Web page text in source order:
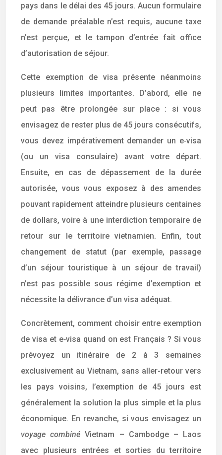
pays dans le délai des 45 jours. Aucun formulaire
de demande préalable n’est requis, aucune taxe
n’est perçue, et le tampon d’entrée fait office
d’autorisation de séjour.
Cette exemption de visa présente néanmoins
plusieurs limites importantes. D’abord, elle ne
peut pas être prolongée sur place : si vous
envisagez de rester plus de 45 jours consécutifs,
vous devez impérativement demander un e‑visa
(ou un visa consulaire) avant votre départ.
Ensuite, en cas de dépassement de la durée
autorisée, vous vous exposez à des amendes
pouvant rapidement atteindre plusieurs centaines
de dollars, voire à une interdiction temporaire de
retour sur le territoire vietnamien. Enfin, tout
changement de statut (par exemple, passage
d’un séjour touristique à un séjour de travail)
n’est pas possible sous régime d’exemption et
nécessite la délivrance d’un visa adéquat.
Concrètement, comment choisir entre exemption
de visa et e‑visa quand on est Français ? Si vous
prévoyez un itinéraire de 2 à 3 semaines
exclusivement au Vietnam, sans aller-retour vers
les pays voisins, l’exemption de 45 jours est
généralement la solution la plus simple et la plus
économique. En revanche, si vous envisagez un
voyage combiné Vietnam – Cambodge – Laos
avec plusieurs entrées et sorties du territoire